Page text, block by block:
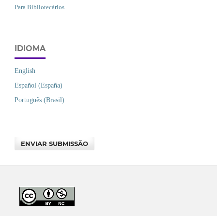
Para Bibliotecários
IDIOMA
English
Español (España)
Português (Brasil)
ENVIAR SUBMISSÃO